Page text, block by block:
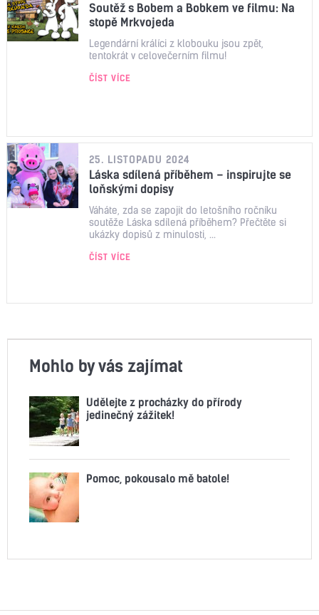
Soutěž s Bobem a Bobkem ve filmu: Na
stopě Mrkvojeda
Legendární králíci z klobouku jsou zpět,
tentokrát v celovečerním filmu!
ČÍST VÍCE
25. LISTOPADU 2024
Láska sdílená příběhem – inspirujte se
loňskými dopisy
Váháte, zda se zapojit do letošního ročníku
soutěže Láska sdílená příběhem? Přečtěte si
ukázky dopisů z minulosti, ...
ČÍST VÍCE
Mohlo by vás zajímat
Udělejte z procházky do přírody
jedinečný zážitek!
Pomoc, pokousalo mě batole!